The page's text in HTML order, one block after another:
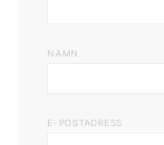
NAMN
E-POSTADRESS